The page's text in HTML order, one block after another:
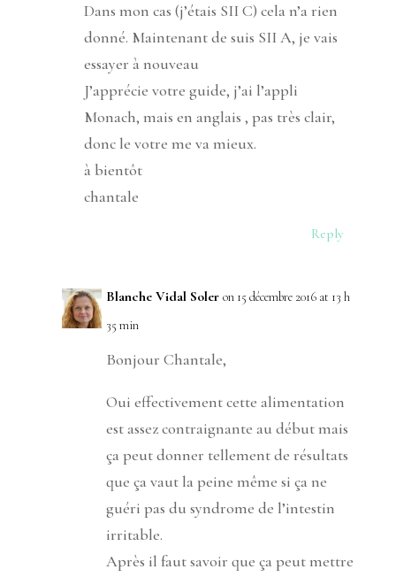
Dans mon cas (j’étais SII C) cela n’a rien
donné. Maintenant de suis SII A, je vais
essayer à nouveau
J’apprécie votre guide, j’ai l’appli
Monach, mais en anglais , pas très clair,
donc le votre me va mieux.
à bientôt
chantale
Reply
Blanche Vidal Soler on 15 décembre 2016 at 13 h
35 min
Bonjour Chantale,
Oui effectivement cette alimentation
est assez contraignante au début mais
ça peut donner tellement de résultats
que ça vaut la peine même si ça ne
guéri pas du syndrome de l’intestin
irritable.
Après il faut savoir que ça peut mettre